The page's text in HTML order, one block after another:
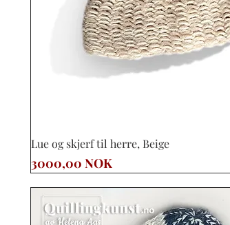
Vista rápida
Lue og skjerf til herre, Beige
Precio
3000,00 NOK